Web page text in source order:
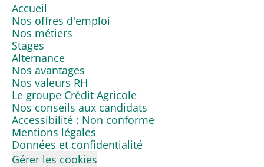
Accueil
Nos offres d'emploi
Nos métiers
Stages
Alternance
Nos avantages
Nos valeurs RH
Le groupe Crédit Agricole
Nos conseils aux candidats
Accessibilité : Non conforme
Mentions légales
Données et confidentialité
Gérer les cookies